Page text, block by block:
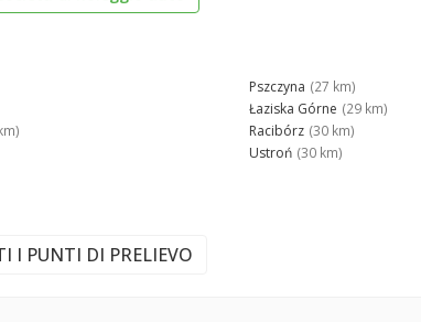
Pszczyna (27 km)
Łaziska Górne (29 km)
Racibórz (30 km)
Ustroń (30 km)
I PUNTI DI PRELIEVO